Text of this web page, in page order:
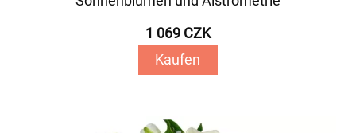
1 069 CZK
Kaufen